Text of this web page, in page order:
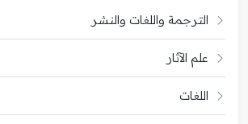
الترجمة واللغات والنشر
علم الآثار
اللغات